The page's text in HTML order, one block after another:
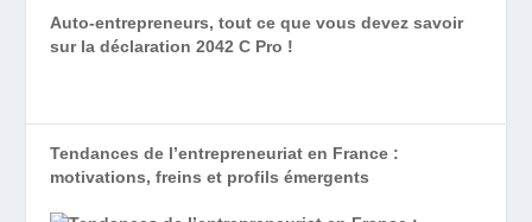
Auto-entrepreneurs, tout ce que vous devez savoir
sur la déclaration 2042 C Pro !
Tendances de l’entrepreneuriat en France :
motivations, freins et profils émergents